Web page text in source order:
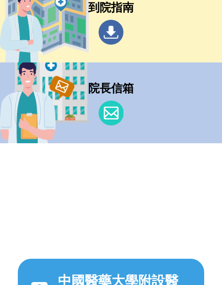
到院指南
院長信箱
中國醫藥大學附設醫